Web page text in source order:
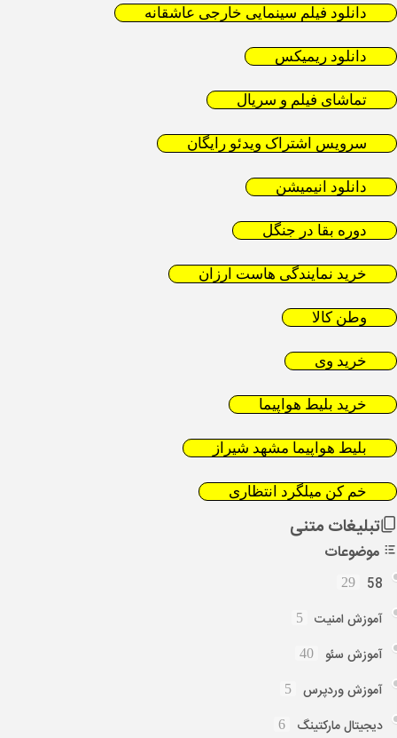
دانلود فیلم سینمایی خارجی عاشقانه
دانلود ریمیکس
تماشای فیلم و سریال
سرویس اشتراک ویدئو رایگان
دانلود انیمیشن
دوره بقا در جنگل
خرید نمایندگی هاست ارزان
وطن کالا
خرید وی
خرید بلیط هواپیما
بلیط هواپیما مشهد شیراز
خم کن میلگرد انتظاری
تبلیغات متنی
موضوعات
58
29
آموزش امنیت 5
آموزش سئو 40
آموزش وردپرس 5
دیجیتال مارکتینگ 6